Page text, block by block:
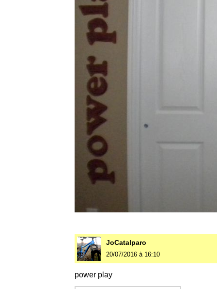
JoCatalparo
20/07/2016 à 16:10
power play